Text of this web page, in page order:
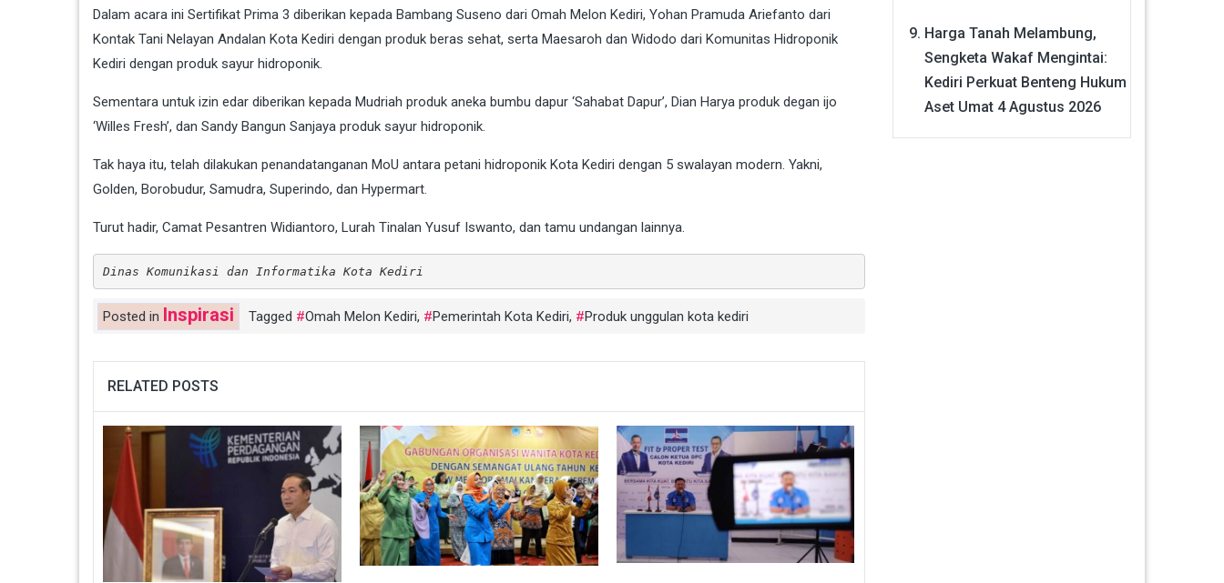
Dalam acara ini Sertifikat Prima 3 diberikan kepada Bambang Suseno dari Omah Melon Kediri, Yohan Pramuda Ariefanto dari
Kontak Tani Nelayan Andalan Kota Kediri dengan produk beras sehat, serta Maesaroh dan Widodo dari Komunitas Hidroponik
Kediri dengan produk sayur hidroponik.
Sementara untuk izin edar diberikan kepada Mudriah produk aneka bumbu dapur ‘Sahabat Dapur’, Dian Harya produk degan ijo
‘Willes Fresh’, dan Sandy Bangun Sanjaya produk sayur hidroponik.
Tak haya itu, telah dilakukan penandatanganan MoU antara petani hidroponik Kota Kediri dengan 5 swalayan modern. Yakni,
Golden, Borobudur, Samudra, Superindo, dan Hypermart.
Turut hadir, Camat Pesantren Widiantoro, Lurah Tinalan Yusuf Iswanto, dan tamu undangan lainnya.
Dinas Komunikasi dan Informatika Kota Kediri
Posted in Inspirasi Tagged Omah Melon Kediri, Pemerintah Kota Kediri, Produk unggulan kota kediri
RELATED POSTS
Harga Tanah Melambung,
Sengketa Wakaf Mengintai:
Kediri Perkuat Benteng Hukum
Aset Umat 4 Agustus 2026